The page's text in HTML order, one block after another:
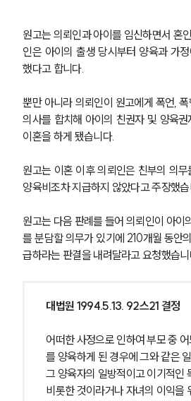
원고는 의뢰인과 아이를 임신하면서 혼
인은 아이의 출생 당시부터 양육과 가
했다고 합니다.
뿐만 아니라 의뢰인이 원고에게 폭언,
의사를 합치해 아이의 친권자 및 양육
이혼을 하게 됐습니다.
원고는 이혼 이후 의뢰인은 친부의 의
양육비조차 지급하지 않았다고 주장했습
원고는 다음 판례를 들어 의뢰인이 아이
를 분담할 의무가 있기에 210개월 동안
급하라는 판결을 내려달라고 요청했습니
대법원 1994.5.13. 92스21 결정
어떠한 사정으로 인하여 부모 중
를 양육하게 된 경우에 그와 같은
그 양육자의 일방적이고 이기적인
비롯한 것이라거나 자녀의 이익을